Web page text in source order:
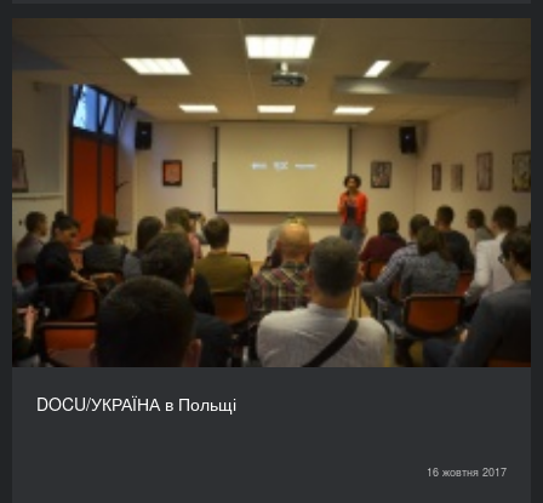
DOCU/УКРАЇНА в Польщі
16 жовтня 2017